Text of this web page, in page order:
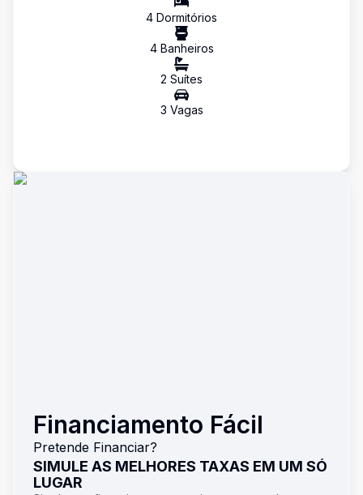
4 Dormitórios
4Banheiros
2 Suítes
3 Vagas
Financiamento Fácil
Pretende Financiar?
SIMULE AS MELHORES TAXAS EM UM SÓ
LUGAR